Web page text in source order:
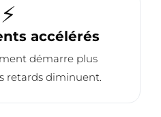
⚡
accélérés
démarre plus
retards diminuent.